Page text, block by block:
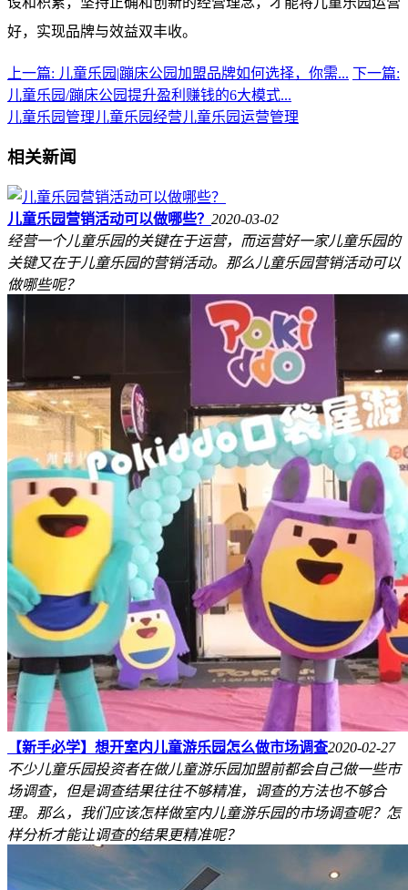
好，实现品牌与效益双丰收。
上一篇: 儿童乐园|蹦床公园加盟品牌如何选择，你需... 下一篇:
儿童乐园/蹦床公园提升盈利赚钱的6大模式...
儿童乐园管理儿童乐园经营儿童乐园运营管理
相关新闻
儿童乐园营销活动可以做哪些？ 2020-03-02
经营一个儿童乐园的关键在于运营，而运营好一家儿童乐园的
关键又在于儿童乐园的营销活动。那么儿童乐园营销活动可以
做哪些呢？
【新手必学】想开室内儿童游乐园怎么做市场调查2020-02-27
不少儿童乐园投资者在做儿童游乐园加盟前都会自己做一些市
场调查，但是调查结果往往不够精准，调查的方法也不够合
理。那么，我们应该怎样做室内儿童游乐园的市场调查呢？怎
样分析才能让调查的结果更精准呢？